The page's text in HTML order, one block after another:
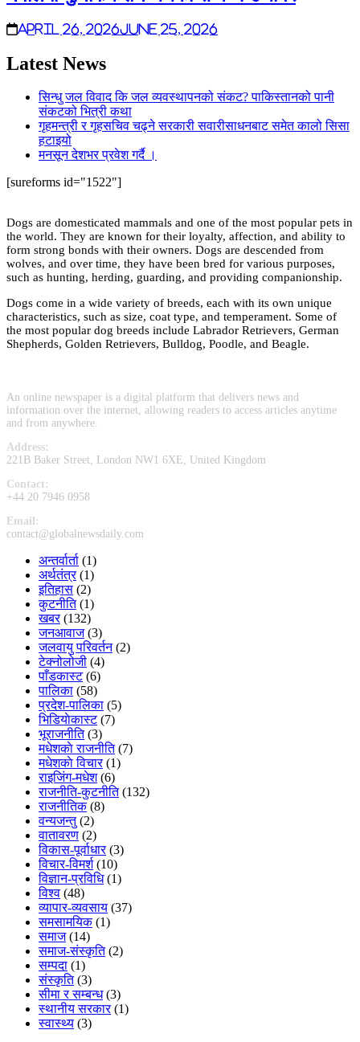
April 26, 2026June 25, 2026
Latest News
सिन्धु जल विवाद कि जल व्यवस्थापनको संकट? पाकिस्तानको पानी
संकटको भित्री कथा
गृहमन्त्री र गृहसचिव चढ्ने सरकारी सवारीसाधनबाट समेत कालो सिसा
हटाइयो
मनसून देशभर प्रवेश गर्दै ।
[sureforms id="1522"]
Dogs are domesticated mammals and one of the most popular pets in
the world. They are known for their loyalty, affection, and ability to
form strong bonds with their owners. Dogs are descended from
wolves, and over time, they have been bred for various purposes,
such as hunting, herding, guarding, and providing companionship.
Dogs come in a wide variety of breeds, each with its own unique
characteristics, such as size, coat type, and temperament. Some of
the most popular dog breeds include Labrador Retrievers, German
Shepherds, Golden Retrievers, Bulldog, Poodle, and Beagle.
An online newspaper is a digital platform that delivers news and
information over the internet, allowing readers to access articles anytime
and from anywhere.
Address:
221B Baker Street, London NW1 6XE, United Kingdom
Contact:
+44 20 7946 0958
Email:
contact@globalnewsdaily.com
अन्तर्वार्ता (1)
अर्थतंत्र(1)
इतिहास (2)
कुटनीति(1)
खबर(132)
जनआवाज(3)
जलवायु परिवर्तन(2)
टेक्नोलोजी (4)
पाँडकास्ट(6)
पालिका (58)
प्रदेश-पालिका (5)
भिडियाेकास्ट(7)
भूराजनीति(3)
मधेशकाे राजनीति(7)
मधेशकाे विचार(1)
राइजिंग-मधेश(6)
राजनीति-कुटनीति(132)
राजनीतिक(8)
वन्यजन्तु(2)
वातावरण (2)
विकास-पूर्वाधार(3)
विचार-विमर्श(10)
विज्ञान-प्रविधि(1)
विश्व (48)
व्यापार-व्यवसाय (37)
समसामयिक(1)
समाज(14)
समाज-संस्कृति(2)
सम्पदा (1)
संस्कृति(3)
सीमा र सम्बन्ध(3)
स्थानीय सरकार(1)
स्वास्थ्य (3)